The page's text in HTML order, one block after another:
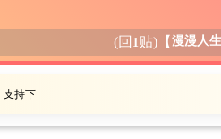
(回 1贴)【 漫漫人生
支持下